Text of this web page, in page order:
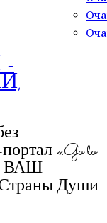
«Go to
- ВАШ
Души